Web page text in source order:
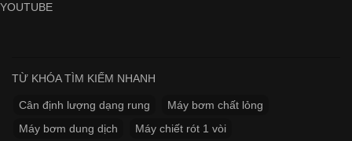
YOUTUBE
TỪ KHÓA TÌM KIẾM NHANH
Cân định lượng dạng rung
Máy bơm chất lỏng
Máy bơm dung dịch
Máy chiết rót 1 vòi